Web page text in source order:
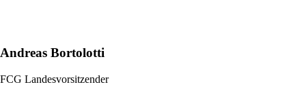
Andreas Bortolotti
FCG Landesvorsitzender